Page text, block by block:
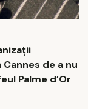
de a nu
Palme d’Or